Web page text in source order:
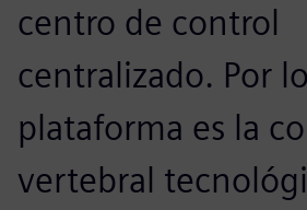
centro de control
centralizado. Por
plataforma es la
vertebral